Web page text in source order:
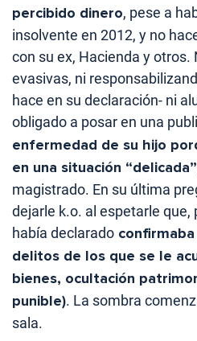
percibido dinero, pese a
insolvente en 2012, y no
con su ex, Hacienda y otros.
evasivas, ni
hace en su declaración- ni
obligado a posar en una
enfermedad de su hijo
en una situación “delicada”
magistrado. En su última
dejarle k.o. al espetarle que,
había declarado
delitos de los que se le
bienes, ocultación
punible). La sombra
sala.